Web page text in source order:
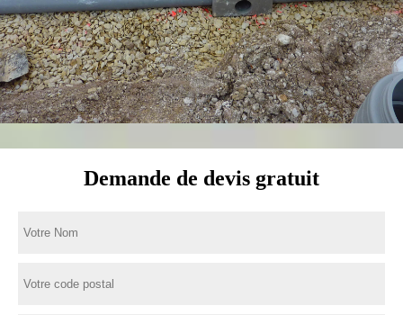
Demande de devis gratuit